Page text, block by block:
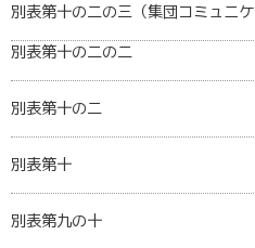
別表第十の二の三（集団コミュニ
別表第十の二の二
別表第十の二
別表第十
別表第九の十